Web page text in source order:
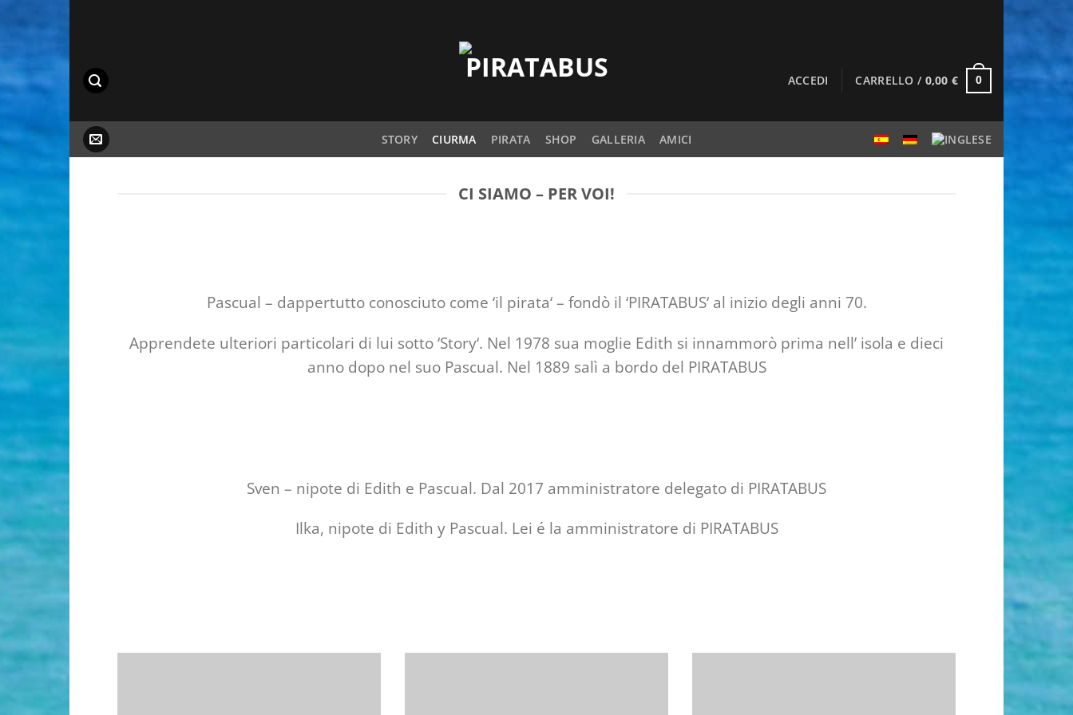
ACCEDI CARRELLO / 0,00€ 0
STORY CIURMA PIRATA SHOP GALLERIA AMICI
CI SIAMO – PER VOI!
Pascual – dappertutto conosciuto come ‘il pirata‘ – fondò il ‘PIRATABUS‘ al inizio degli anni 70.
Apprendete ulteriori particolari di lui sotto ‘Story‘. Nel 1978 sua moglie Edith si innammorò prima nell’ isola e dieci
anno dopo nel suo Pascual. Nel 1889 salì a bordo del PIRATABUS
Sven – nipote di Edith e Pascual. Dal 2017 amministratore delegato di PIRATABUS
Ilka, nipote di Edith y Pascual. Lei é la amministratore di PIRATABUS